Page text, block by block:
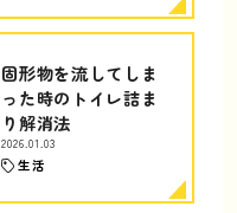
固形物を流してしま
った時のトイレ詰ま
り解消法
2026.01.03
生活